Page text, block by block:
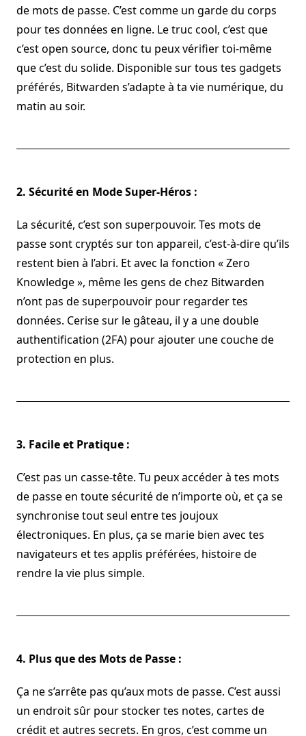
de mots de passe. C’est comme un garde du corps
pour tes données en ligne. Le truc cool, c’est que
c’est open source, donc tu peux vérifier toi-même
que c’est du solide. Disponible sur tous tes gadgets
préférés, Bitwarden s’adapte à ta vie numérique, du
matin au soir.
2. Sécurité en Mode Super-Héros :
La sécurité, c’est son superpouvoir. Tes mots de
passe sont cryptés sur ton appareil, c’est-à-dire qu’ils
restent bien à l’abri. Et avec la fonction « Zero
Knowledge », même les gens de chez Bitwarden
n’ont pas de superpouvoir pour regarder tes
données. Cerise sur le gâteau, il y a une double
authentification (2FA) pour ajouter une couche de
protection en plus.
3. Facile et Pratique :
C’est pas un casse-tête. Tu peux accéder à tes mots
de passe en toute sécurité de n’importe où, et ça se
synchronise tout seul entre tes joujoux
électroniques. En plus, ça se marie bien avec tes
navigateurs et tes applis préférées, histoire de
rendre la vie plus simple.
4. Plus que des Mots de Passe :
Ça ne s’arrête pas qu’aux mots de passe. C’est aussi
un endroit sûr pour stocker tes notes, cartes de
crédit et autres secrets. En gros, c’est comme un